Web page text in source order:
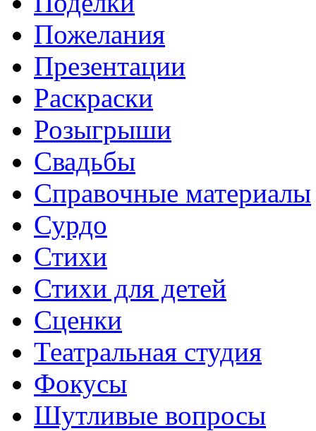
Пожелания
Презентации
Раскраски
Розыгрыши
Свадьбы
Справочные материалы
Сурдо
Стихи
Стихи для детей
Сценки
Театральная студия
Фокусы
Шутливые вопросы